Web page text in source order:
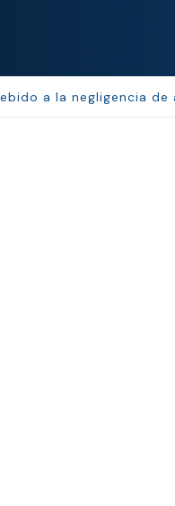
a la negligencia de